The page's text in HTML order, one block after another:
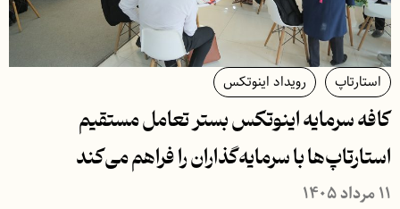
استارتاپ رویداد اینوتکس
کافه سرمایه اینوتکس بستر تعامل مستقیم
استارتاپ‌ها با سرمایه‌گذاران را فراهم می‌کند
۱۱ مرداد ۱۴۰۵